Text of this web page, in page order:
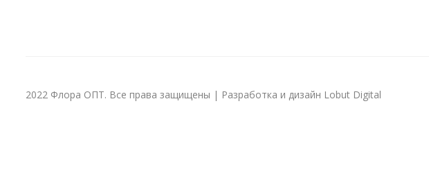
2022 Флора ОПТ. Все права защищены | Разработка и дизайн Lobut Digital